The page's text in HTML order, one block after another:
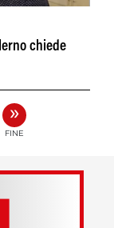
chiede
»
FINE